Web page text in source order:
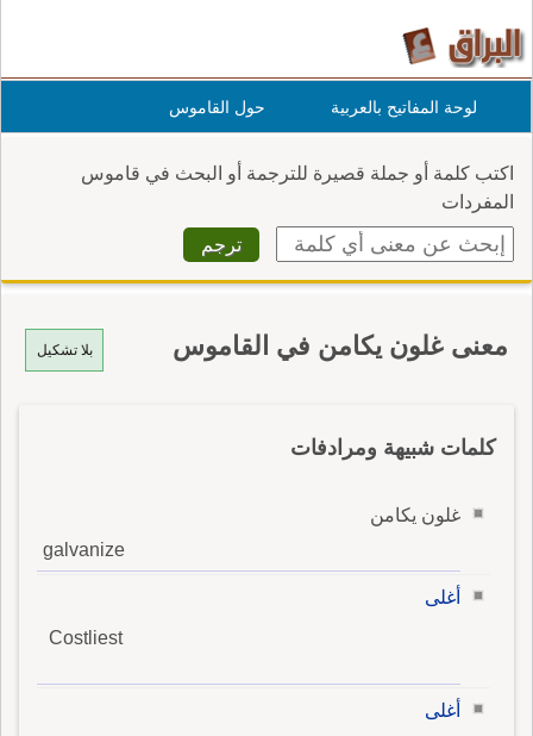
لوحة المفاتيح بالعربية حول القاموس
اكتب كلمة أو جملة قصيرة للترجمة أو البحث في قاموس
المفردات
بلا تشكيل معنى غلون يكامن في القاموس
كلمات شبيهة ومرادفات
غلون يكامن
galvanize
أغلى
Costliest
أغلى